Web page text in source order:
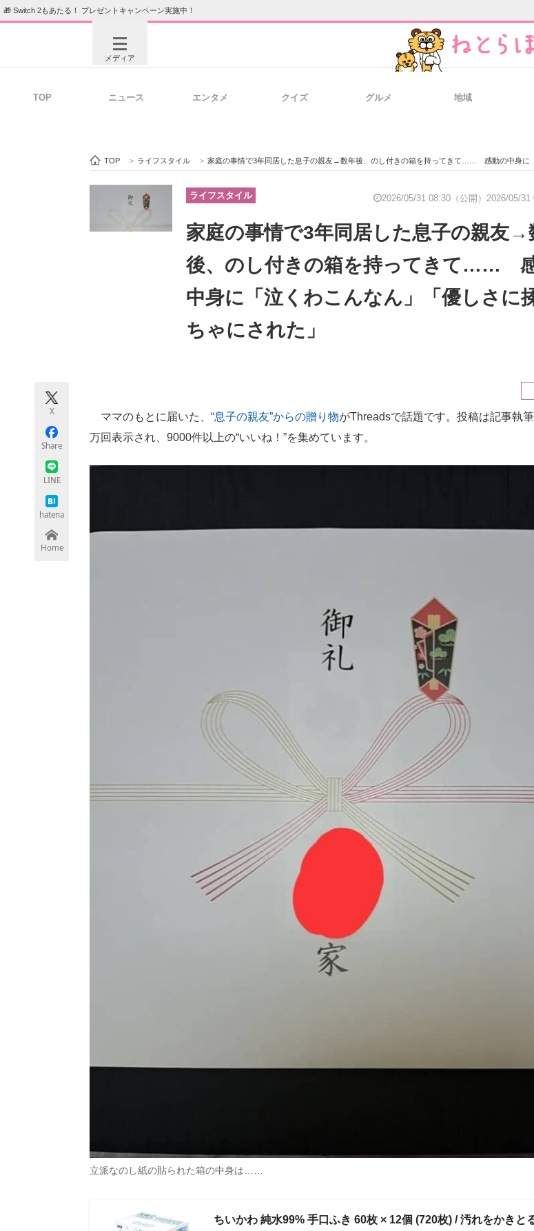
🎁 Switch 2もあたる！ プレゼントキャンペーン実施中！
メディア
ビジネスと働き方のヒント
ITエンジニア向け専門サイト
TOP ニュース エンタメ クイズ グルメ 地域
TOP > ライフスタイル > 家庭の事情で3年同居した息子の親友→数年後、のし付きの箱を持ってきて…… 感動の中身に「泣くわこんなん」「優しさに揉
ライフスタイル 2026/05/31 08:30（公開） 2026/05/31
家庭の事情で3年同居した息子の親友→
後、のし付きの箱を持ってきて……
中身に「泣くわこんなん」「優しさに
ちゃにされた」
X
Share
LINE
hatena
Home
ママのもとに届いた、 “息子の親友”からの贈り物がThreadsで話題です。投稿は記事執
万回表示され、9000件以上の“いいね！”を集めています。
立派なのし紙の貼られた箱の中身は……
ちいかわ 純水99% 手口ふき 60枚 × 12個 (720枚) / 汚れをかきと